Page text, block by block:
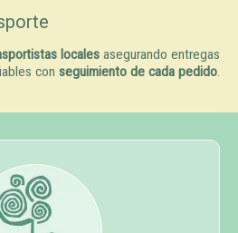
locales asegurando entregas
con seguimiento de cada pedido.